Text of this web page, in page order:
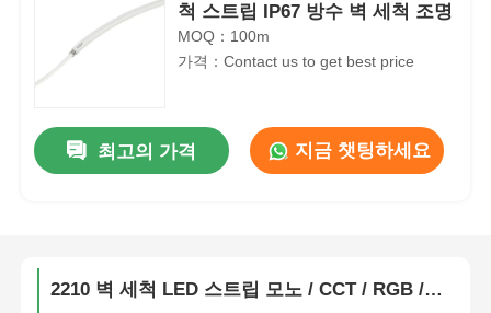
제품 소개
공장 투어
연락처
척 스트립 IP67 방수 벽 세척 조명
MOQ：100m
가격：Contact us to get best price
최고의 가격 지금 챗팅하세요1615 유연 벽 세척기 빛 2835 2700K / 3000K / 4000K / 6500K 24V
완전히 캡슐화 된 실리콘 유연 LED 벽 세탁기 램프 IP67 방수 1815